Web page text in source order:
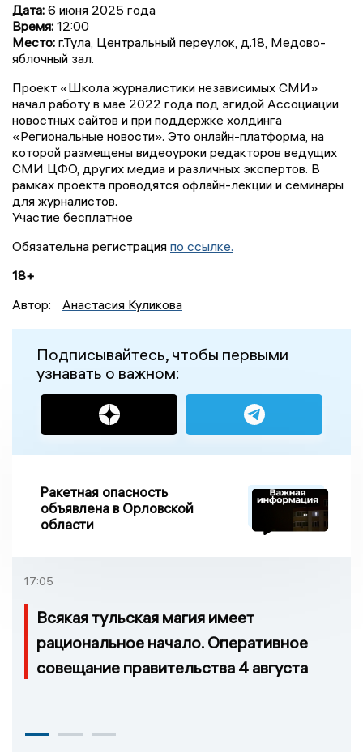
Дата: 6 июня 2025 года
Время: 12:00
Место: г.Тула, Центральный переулок, д.18, Медово-
яблочный зал.
Проект «Школа журналистики независимых СМИ»
начал работу в мае 2022 года под эгидой Ассоциации
новостных сайтов и при поддержке холдинга
«Региональные новости». Это онлайн-платформа, на
которой размещены видеоуроки редакторов ведущих
СМИ ЦФО, других медиа и различных экспертов. В
рамках проекта проводятся офлайн-лекции и семинары
для журналистов.
Участие бесплатное
Обязательна регистрация по ссылке.
18+
Автор:
Анастасия Куликова
Подписывайтесь, чтобы первыми
узнавать о важном:
Ракетная опасность
объявлена в Орловской
области
17:05
Всякая тульская магия имеет
рациональное начало. Оперативное
совещание правительства 4 августа